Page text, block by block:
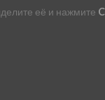
её и нажмите